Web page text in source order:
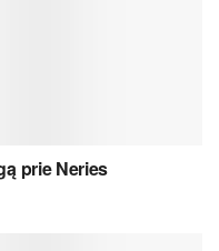
prie Neries